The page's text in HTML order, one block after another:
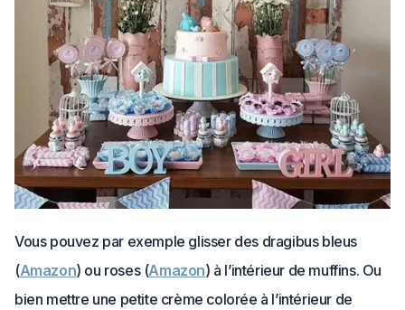
Vous pouvez par exemple glisser des dragibus bleus
(Amazon) ou roses (Amazon) à l’intérieur de muffins. Ou
bien mettre une petite crème colorée à l’intérieur de